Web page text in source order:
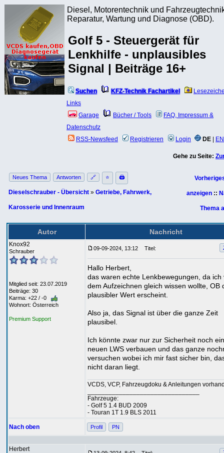
Diesel, Motorentechnik und
Reparatur, Wartung und Diagnose (OBD).
Golf 5 - Steuergerät für
Lenkhilfe - unplausibles
Signal | Beiträge 16+
Suchen KFZ-Technik Fachartikel
Links
Garage
Bücher / Tools
FAQ, Impressum &
Datenschutz
RSS-Newsfeed
Registrieren Login DE EN
Gehe zu Seite:
Neues Thema Antworten 🔗 ⭐ 🖨
Dieselschrauber - Übersicht » Getriebe, Fahrwerk,
Karosserie und Innenraum
anzeigen ::
Thema
Autor Nachricht
Knox92
Schrauber
Mitglied seit: 23.07.2019
Beiträge: 30
Karma: +22 / -0
Wohnort: Österreich
Premium Support
09-09-2024, 13:12 Titel:
Hallo Herbert,
das waren echte Lenkbewegungen, da ich
dem Aufzeichnen gleich wissen wollte, OB
plausibler Wert erscheint.
Also ja, das Signal ist über die ganze Zeit
plausibel.
Ich könnte zwar nur zur Sicherheit noch
neuen LWS verbauen und das ganze
versuchen wobei ich mir fast sicher bin,
nicht daran liegt.
VCDS, VCP, Fahrzeugdoku & Anleitungen
Fahrzeuge:
- Golf 5 1.4 BUD 2009
- Touran 1T 1.9 BLS 2011
Nach oben Profil PN
Herbert